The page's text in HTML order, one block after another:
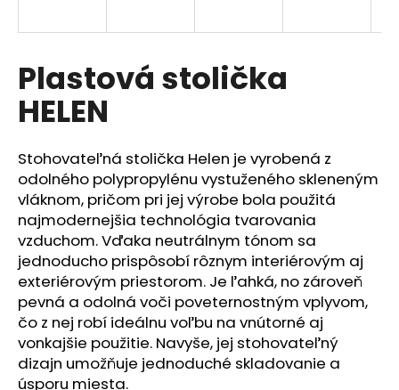
Plastová stolička
HELEN
Stohovateľná stolička Helen je vyrobená z
odolného polypropylénu vystuženého skleneným
vláknom, pričom pri jej výrobe bola použitá
najmodernejšia technológia tvarovania
vzduchom. Vďaka neutrálnym tónom sa
jednoducho prispôsobí rôznym interiérovým aj
exteriérovým priestorom. Je ľahká, no zároveň
pevná a odolná voči poveternostným vplyvom,
čo z nej robí ideálnu voľbu na vnútorné aj
vonkajšie použitie. Navyše, jej stohovateľný
dizajn umožňuje jednoduché skladovanie a
úsporu miesta.
s
ť
?
HĽADAŤ
O
d
p
o
r
ú